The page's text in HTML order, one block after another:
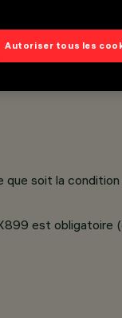
d'une
que soit la
est
Autoriser tous les